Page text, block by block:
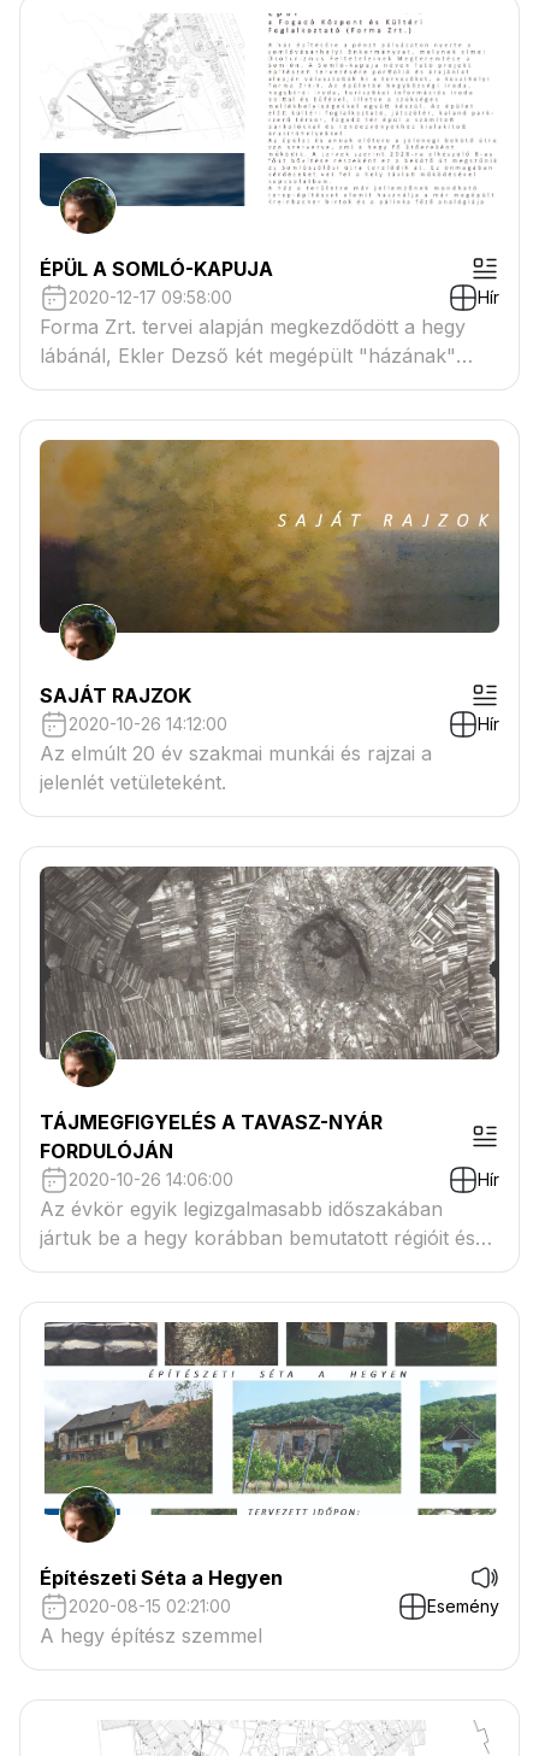
ÉPÜL A SOMLÓ-KAPUJA
2020-12-17 09:58:00 Hír
Forma Zrt. tervei alapján megkezdődött a hegy
lábánál, Ekler Dezső két megépült "házának"
erőterében egy új épület építése.
SAJÁT RAJZOK
2020-10-26 14:12:00 Hír
Az elmúlt 20 év szakmai munkái és rajzai a
jelenlét vetületeként.
TÁJMEGFIGYELÉS A TAVASZ-NYÁR
FORDULÓJÁN
2020-10-26 14:06:00 Hír
Az évkör egyik legizgalmasabb időszakában
jártuk be a hegy korábban bemutatott régióit és
néztük meg egy tájépítész szemüvegén keresztül.
Építészeti Séta a Hegyen
2020-08-15 02:21:00 Esemény
A hegy építész szemmel